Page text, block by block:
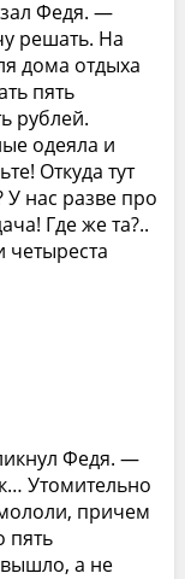
Федя. —
решать. На
дома отдыха
пять
рублей.
одеяла и
Откуда тут
нас разве про
Где же та?..
четыреста
Федя. —
Утомительно
причем
пять
а не